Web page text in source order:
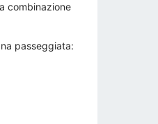
combinazione
passeggiata: